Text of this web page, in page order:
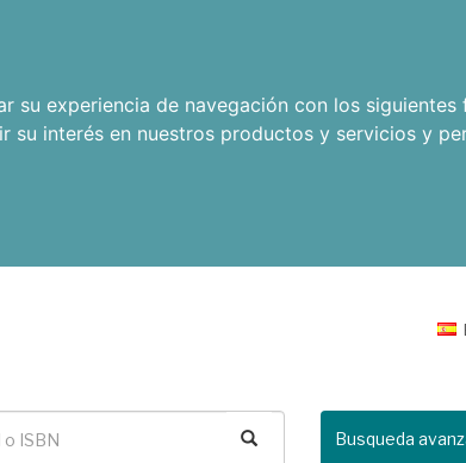
experiencia de navegación con los siguientes
su interés en nuestros productos y servicios y
Busqueda